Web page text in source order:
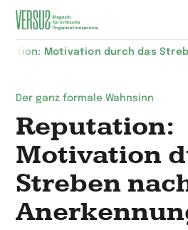
Zur
Motivation durch das
Der ganz formale Wahnsinn
Reputation:
Motivation
Streben